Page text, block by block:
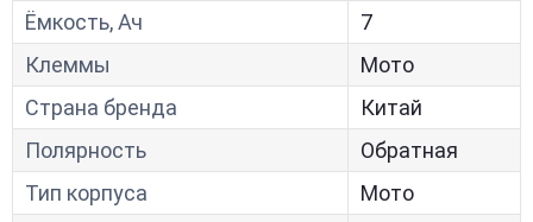
Ёмкость, Ач
7
Клеммы
Мото
Страна бренда
Китай
Полярность
Обратная
Тип корпуса
Мото